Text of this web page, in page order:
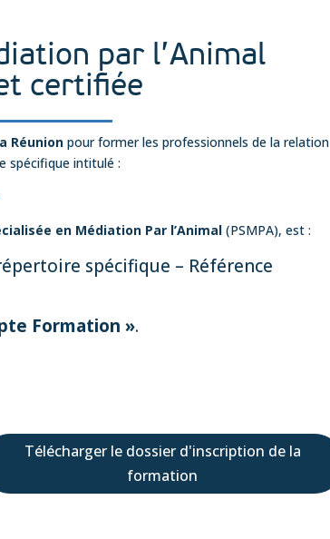
par l’Animal
certifiée
Réunionpour former les professionnels de la relation
spécifique intitulé :
en Médiation Par l’Animal(PSMPA), est :
spécifique – Référence
Formation ».
Télécharger le dossier d'inscription de la
formation